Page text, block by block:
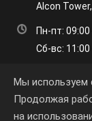
Alcon
Пн-пт: 09:00
Сб-вс: 11:00
Мы используем
Продолжая
на